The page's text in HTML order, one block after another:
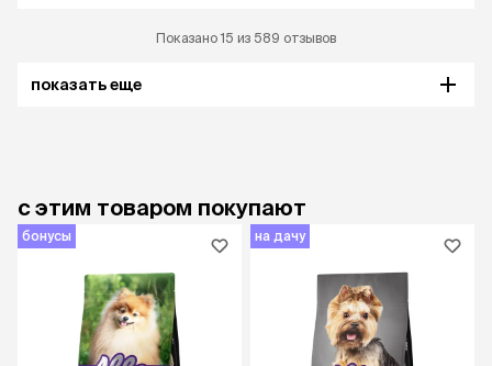
Показано 15 из 589 отзывов
показать еще
с этим товаром покупают
бонусы на дачу